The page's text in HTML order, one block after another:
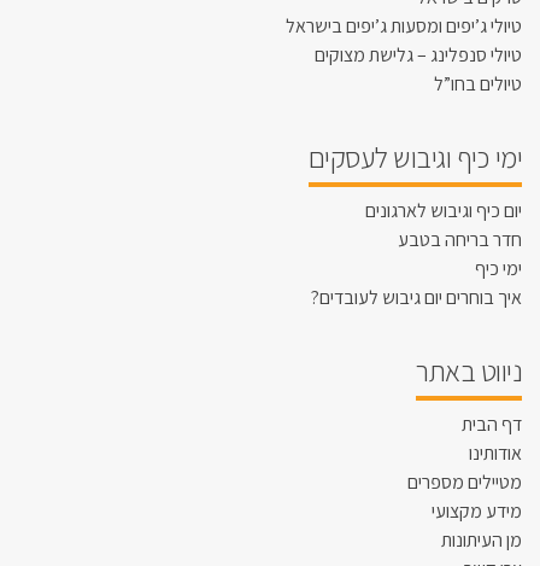
טיולי ג’יפים ומסעות ג’יפים בישראל
טיולי סנפלינג – גלישת מצוקים
טיולים בחו”ל
ימי כיף וגיבוש לעסקים
יום כיף וגיבוש לארגונים
חדר בריחה בטבע
ימי כיף
איך בוחרים יום גיבוש לעובדים?
ניווט באתר
דף הבית
אודותינו
מטיילים מספרים
מידע מקצועי
מן העיתונות